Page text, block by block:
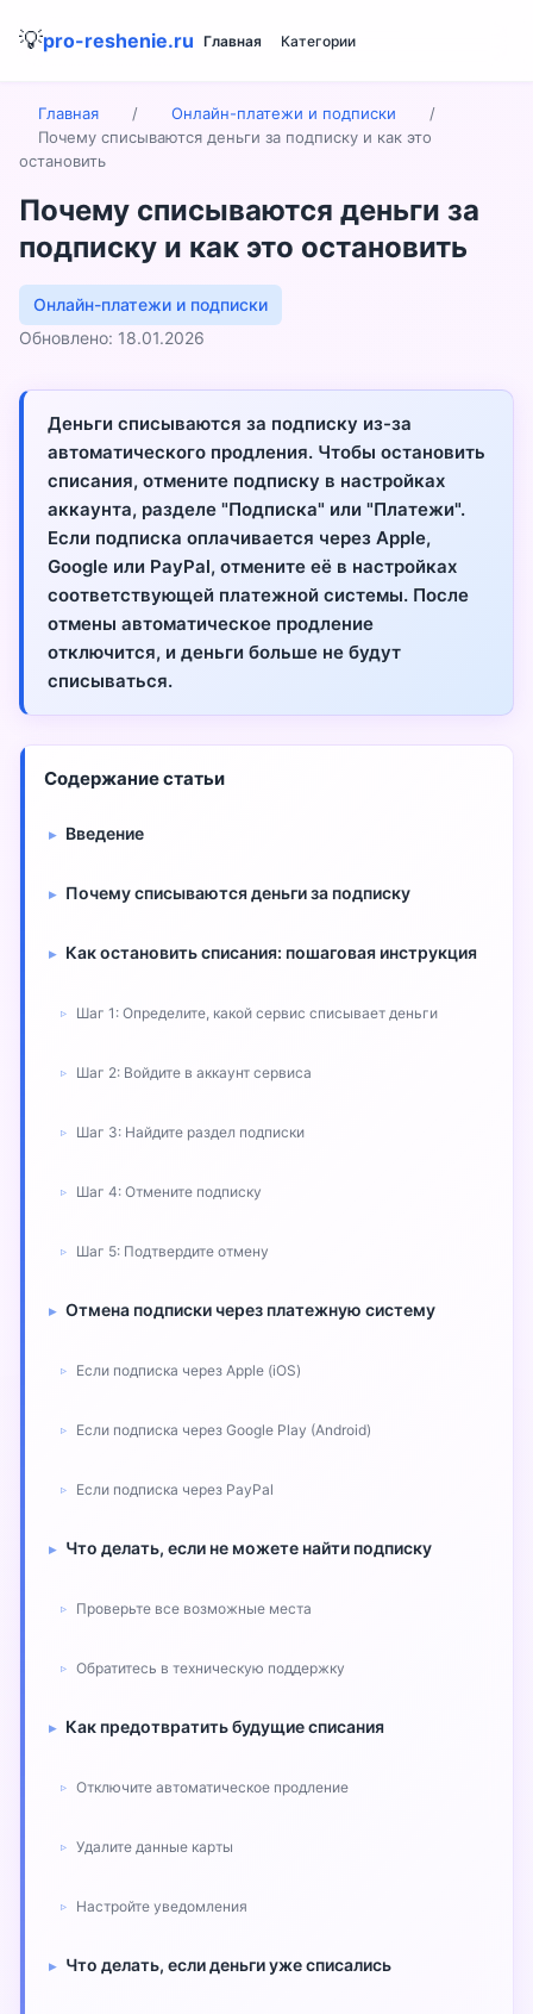
💡pro-reshenie.ru Главная Категории
Главная / Онлайн-платежи и подписки
/
Почему списываются деньги за подписку и как это
остановить
Почему списываются деньги за
подписку и как это остановить
Онлайн-платежи и подписки
Обновлено: 18.01.2026
Деньги списываются за подписку из-за
автоматического продления. Чтобы остановить
списания, отмените подписку в настройках
аккаунта, разделе "Подписка" или "Платежи".
Если подписка оплачивается через Apple,
Google или PayPal, отмените её в настройках
соответствующей платежной системы. После
отмены автоматическое продление
отключится, и деньги больше не будут
списываться.
Содержание статьи
Введение
Почему списываются деньги за подписку
Как остановить списания: пошаговая инструкция
Шаг 1: Определите, какой сервис списывает деньги
Шаг 2: Войдите в аккаунт сервиса
Шаг 3: Найдите раздел подписки
Шаг 4: Отмените подписку
Шаг 5: Подтвердите отмену
Отмена подписки через платежную систему
Если подписка через Apple (iOS)
Если подписка через Google Play (Android)
Если подписка через PayPal
Что делать, если не можете найти подписку
Проверьте все возможные места
Обратитесь в техническую поддержку
Как предотвратить будущие списания
Отключите автоматическое продление
Удалите данные карты
Настройте уведомления
Что делать, если деньги уже списались